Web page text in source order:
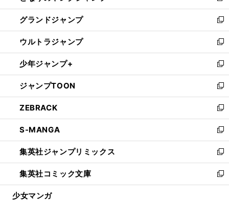
ウ
で
開
く
ン
ド
ウ
で
開
く
ウ
ィ
ン
ド
ウ
で
開
く
し
い
ウ
ィ
ン
ド
ウ
で
開
く
グランドジャンプ
新
し
い
ウ
ィ
ン
ド
ウ
で
開
く
ウルトラジャンプ
新
し
い
ウ
ィ
ン
ド
ウ
で
開
く
少年ジャンプ+
新
し
い
ウ
ィ
ン
ド
ウ
で
開
く
ジャンプTOON
新
し
い
ウ
ィ
ン
ド
ウ
で
開
ZEBRACK
新
し
い
ウ
ィ
ン
ド
ウ
S-MANGA
新
し
い
ウ
ィ
ン
集英社ジャンプリミックス
新
し
い
ウ
集英社コミック文庫
新
し
少女マンガ